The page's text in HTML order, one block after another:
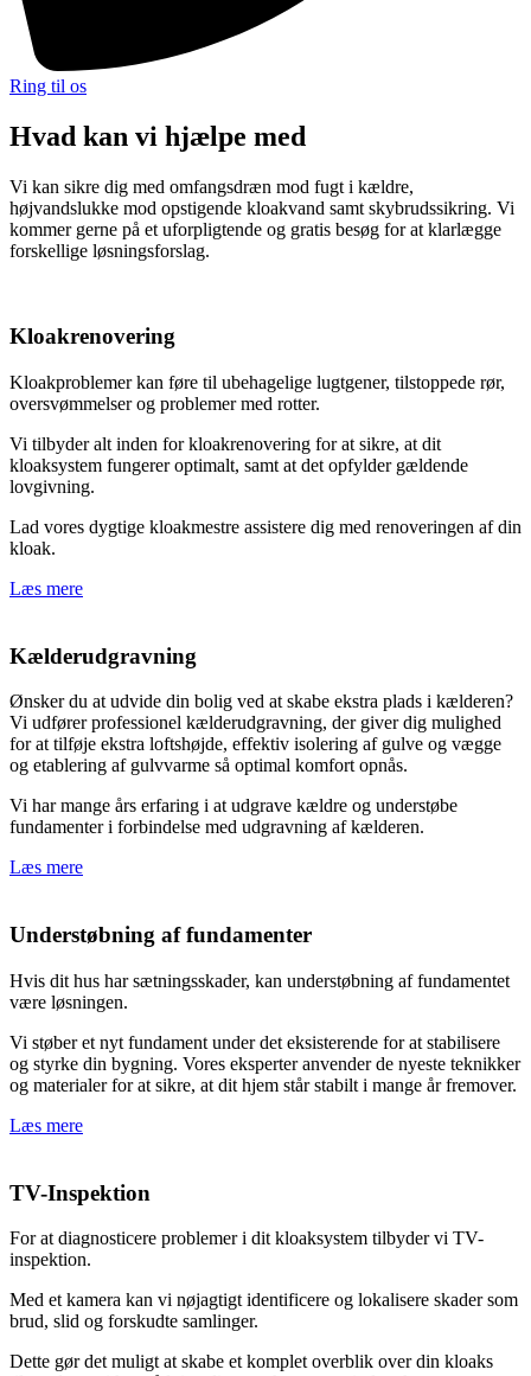
Ring til os
Hvad kan vi hjælpe med
Vi kan sikre dig med omfangsdræn mod fugt i kældre,
højvandslukke mod opstigende kloakvand samt skybrudssikring. Vi
kommer gerne på et uforpligtende og gratis besøg for at klarlægge
forskellige løsningsforslag.
Kloakrenovering
Kloakproblemer kan føre til ubehagelige lugtgener, tilstoppede rør,
oversvømmelser og problemer med rotter.
Vi tilbyder alt inden for kloakrenovering for at sikre, at dit
kloaksystem fungerer optimalt, samt at det opfylder gældende
lovgivning.
Lad vores dygtige kloakmestre assistere dig med renoveringen af din
kloak.
Læs mere
Kælderudgravning
Ønsker du at udvide din bolig ved at skabe ekstra plads i kælderen?
Vi udfører professionel kælderudgravning, der giver dig mulighed
for at tilføje ekstra loftshøjde, effektiv isolering af gulve og vægge
og etablering af gulvvarme så optimal komfort opnås.
Vi har mange års erfaring i at udgrave kældre og understøbe
fundamenter i forbindelse med udgravning af kælderen.
Læs mere
Understøbning af fundamenter
Hvis dit hus har sætningsskader, kan understøbning af fundamentet
være løsningen.
Vi støber et nyt fundament under det eksisterende for at stabilisere
og styrke din bygning. Vores eksperter anvender de nyeste teknikker
og materialer for at sikre, at dit hjem står stabilt i mange år fremover.
Læs mere
TV-Inspektion
For at diagnosticere problemer i dit kloaksystem tilbyder vi TV-
inspektion.
Med et kamera kan vi nøjagtigt identificere og lokalisere skader som
brud, slid og forskudte samlinger.
Dette gør det muligt at skabe et komplet overblik over din kloaks